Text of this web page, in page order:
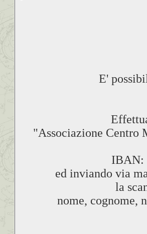
E'
"Associazione Centro
IBAN:
ed inviando via
la
nome, cognome,